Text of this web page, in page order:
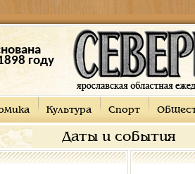
году
Культура Спорт
Даты и события